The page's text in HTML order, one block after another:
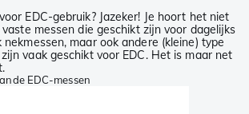
EDC-gebruik? Jazeker! Je hoort het niet
messen die geschikt zijn voor dagelijks
maar ook andere (kleine) type
vaak geschikt voor EDC. Het is maar net
EDC-messen